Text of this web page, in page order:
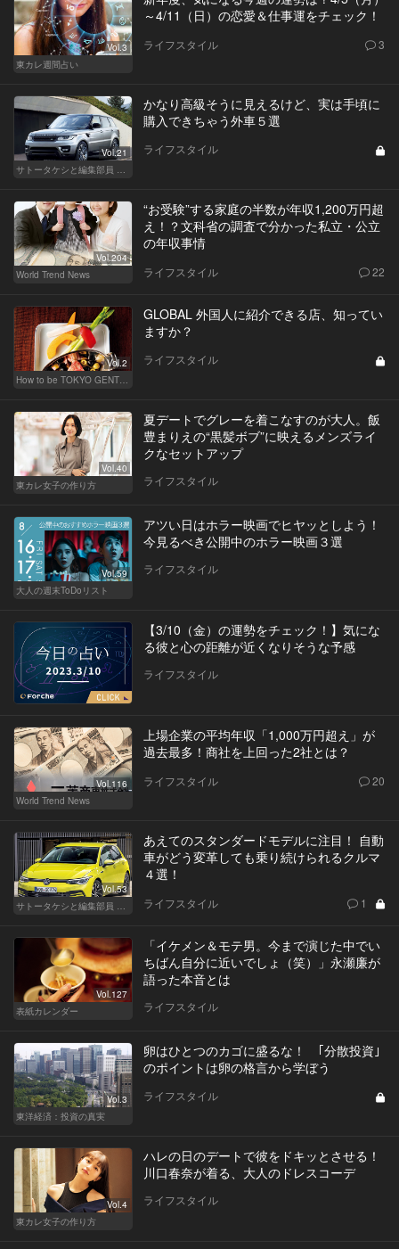
Vol.3
東カレ週間占い
～4/11（日）の恋愛＆仕事運をチェック！
ライフスタイル 3
Vol.21
サトータケシと編集部員 船山の"CAR GENTSへの道"
かなり高級そうに見えるけど、実は手頃に
購入できちゃう外車５選
ライフスタイル
Vol.204
World Trend News
“お受験”する家庭の半数が年収1,200万円超
え！？文科省の調査で分かった私立・公立
の年収事情
ライフスタイル 22
Vol.2
How to be TOKYO GENTS 東京人よ、紳士たれ！
GLOBAL 外国人に紹介できる店、知ってい
ますか？
ライフスタイル
Vol.40
東カレ女子の作り方
夏デートでグレーを着こなすのが大人。飯
豊まりえの“黒髪ボブ”に映えるメンズライ
クなセットアップ
ライフスタイル
Vol.59
大人の週末ToDoリスト
アツい日はホラー映画でヒヤッとしよう！
今見るべき公開中のホラー映画３選
ライフスタイル
【3/10（金）の運勢をチェック！】気にな
る彼と心の距離が近くなりそうな予感
ライフスタイル
Vol.116
World Trend News
上場企業の平均年収「1,000万円超え」が
過去最多！商社を上回った2社とは？
ライフスタイル 20
Vol.53
あえてのスタンダードモデルに注目！ 自動
車がどう変革しても乗り続けられるクルマ
４選！
ライフスタイル 1
Vol.127
表紙カレンダー
「イケメン＆モテ男。今まで演じた中でい
ちばん自分に近いでしょ（笑）」永瀬廉が
語った本音とは
ライフスタイル
Vol.3
東洋経済：投資の真実
卵はひとつのカゴに盛るな！ ｢分散投資｣
のポイントは卵の格言から学ぼう
ライフスタイル
Vol.4
東カレ女子の作り方
ハレの日のデートで彼をドキッとさせる！
川口春奈が着る、大人のドレスコーデ
ライフスタイル